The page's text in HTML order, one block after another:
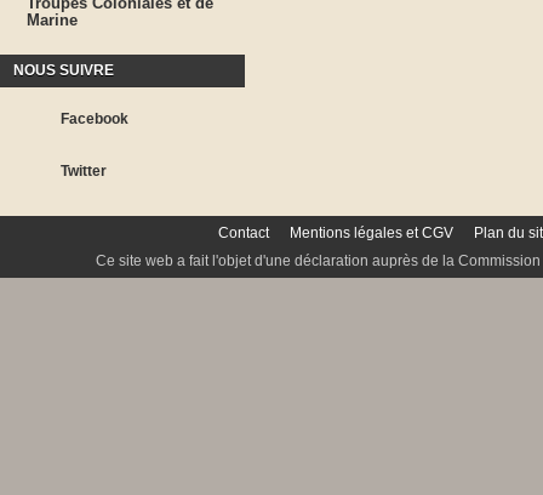
Marine
NOUS SUIVRE
Facebook
Twitter
Contact Mentions légales et CGV
Plan du
Ce site web a fait l'objet d'une déclaration auprès de la